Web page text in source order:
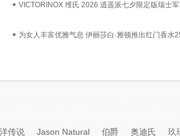
VICTORINOX 维氏 2026 逍遥派七夕限定版瑞士
为女人丰富优雅气息 伊丽莎白·雅顿推出红门香水
传说 Jason Natural 伯爵 奥迪氏 玖